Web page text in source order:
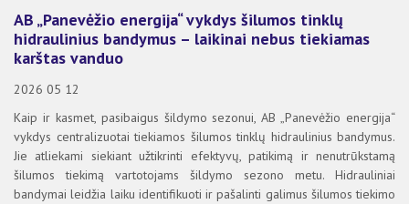
Viešieji pirkimai
Energijos išteklių pirkimai
Apsaugos zonos
Šilumos suvartojimas daugiabučiuose namuose
Šilumos paskirstymo tvarka
Atsiskaitymas už šilumą ir karštą vandenį
Sutarčių sudarymas/nutraukimas
Šilumos punkto modernizacija
Klausimai ir atsakymai
Šilumos ir karšto vandens kainos
Sutarčių sudarymas
Dėl savitarnos portalo
Klausimai ir atsakymai
Kaip taupyti šilumą
Kitos nuorodos
2026 METAI
ARCHYVAS
AB „Panevėžio energija“ vykdys šilumos tinklų
hidraulinius bandymus – laikinai nebus tiekiamas
karštas vanduo
2026 05 12
Kaip ir kasmet, pasibaigus šildymo sezonui, AB „Panevėžio energija“
vykdys centralizuotai tiekiamos šilumos tinklų hidraulinius bandymus.
Jie atliekami siekiant užtikrinti efektyvų, patikimą ir nenutrūkstamą
šilumos tiekimą vartotojams šildymo sezono metu. Hidrauliniai
bandymai leidžia laiku identifikuoti ir pašalinti galimus šilumos tiekimo